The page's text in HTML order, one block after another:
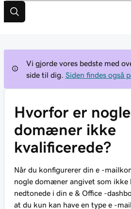
Vi gjorde vores bedste med
side til dig.
Siden findes også
Hvorfor er
domæner ikke
kvalificerede?
Når du konfigurerer din e -
nogle domæner angivet som ikke
nedtonede i din e & Office -
at du kun kan have en type e -